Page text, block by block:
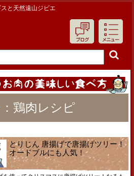
と天然遠山ジビエ
鶏肉レシピ
とりじん 唐揚げで唐揚げツリー！
オードブルにも人気！